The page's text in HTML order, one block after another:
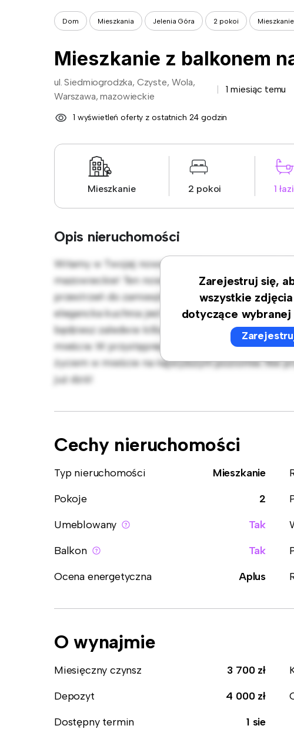
Dom Mieszkania Jelenia Góra 2 pokoi
ul. Siedmiogrodzka, Czyste, Wola,
Warszawa, mazowieckie
1 miesiąc temu
1 wyświetleń oferty z ostatnich 24 godzin
Mieszkanie 2 pokoi 1
Opis nieruchomości
Zarejestruj się,
wszystkie
dotyczące
Witamy w Twojej nowej miejskiej oazie w ul.
mazowieckie! Ten nowoczesny apartament z 2
przestrzeń do zamieszkania. Otwarta koncepcja
elegancka kuchnia jest wyposażona w
będziesz zaledwie kilka kroków od najlepszych
mieście. W przystępnej cenie 3 700 zł, ten
życiem w mieście na najwyższym poziomie. Nie
już dziś!
Cechy nieruchomości
Typ nieruchomości Mieszkanie
Pokoje
2
Umeblowany
Tak
Balkon
Tak
Ocena energetyczna
Aplus
O wynajmie
Miesięczny czynsz 3 700 zł
Depozyt
4 000 zł
Dostępny termin
1 sie